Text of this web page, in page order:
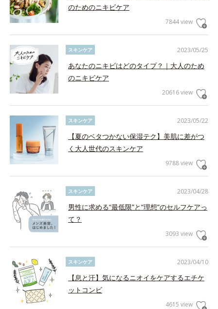
のためのニキビケア
7844 view
2023/05/25
スキンケア
あなたのニキビはどのタイプ？｜大人のため
のニキビケア
20616 view
2023/05/22
スキンケア
【夏のベタつかない保湿テク】美肌に差がつ
く大人世代のスキンケア
9788 view
2023/04/28
スキンケア
男性に求める“最低限”と“理想”のセルフケアっ
て？
3093 view
2023/04/10
スキンケア
【息と汗】気になるニオイをケアするエチケ
ットコンビ
4615 view